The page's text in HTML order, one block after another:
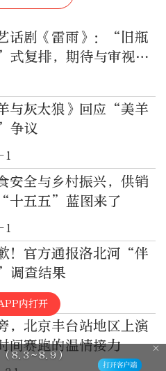
话剧《雷雨》：“旧瓶
式复排，期待与审视并
与灰太狼》回应“美羊
争议
1
安全与乡村振兴，供销
十五五”蓝图来了
1
！官方通报洛北河“伴
调查结果
31
，北京丰台站地区上演
间赛跑的温情接力
内打开
（8.3～8.9）